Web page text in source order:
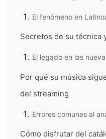
El fenómeno en
Secretos de su técnica
El legado en las
Por qué su música
del streaming
Errores comunes al
Cómo disfrutar del